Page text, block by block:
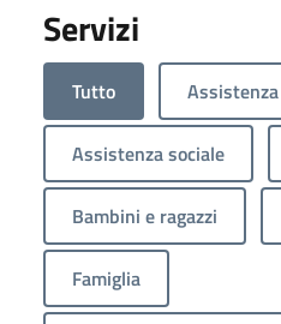
Servizi
Tutto
Assistenza sociale
Bambini e ragazzi
Famiglia